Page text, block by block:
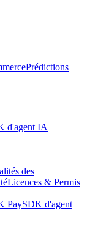
Prédictions
d'agent IA
des
Licences & Permis
PaySDK d'agent